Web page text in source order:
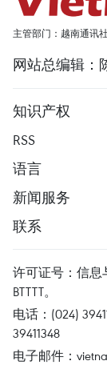
主管部门：越南通讯社
网站总编辑：
知识产权
RSS
语言
新闻服务
联系
许可证号：信息
BTTTT。
电话：(024)
39411348
电子邮件：